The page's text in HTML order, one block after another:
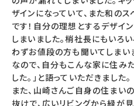
ザインになっていて、また和の
です！自分の理想とするデザイ
しまいました。梢社長にもいろ
わずお値段の方も聞いてしまい
なので、自分もこんな家に住み
した。」と語っていただきました。
また、山崎さんご自身の住まい
抜けで、広いリビングから緑が